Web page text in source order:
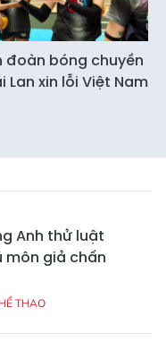
đoàn bóng chuyền
Lan xin lỗi Việt Nam
Anh thử luật
môn giả chấn
THAO